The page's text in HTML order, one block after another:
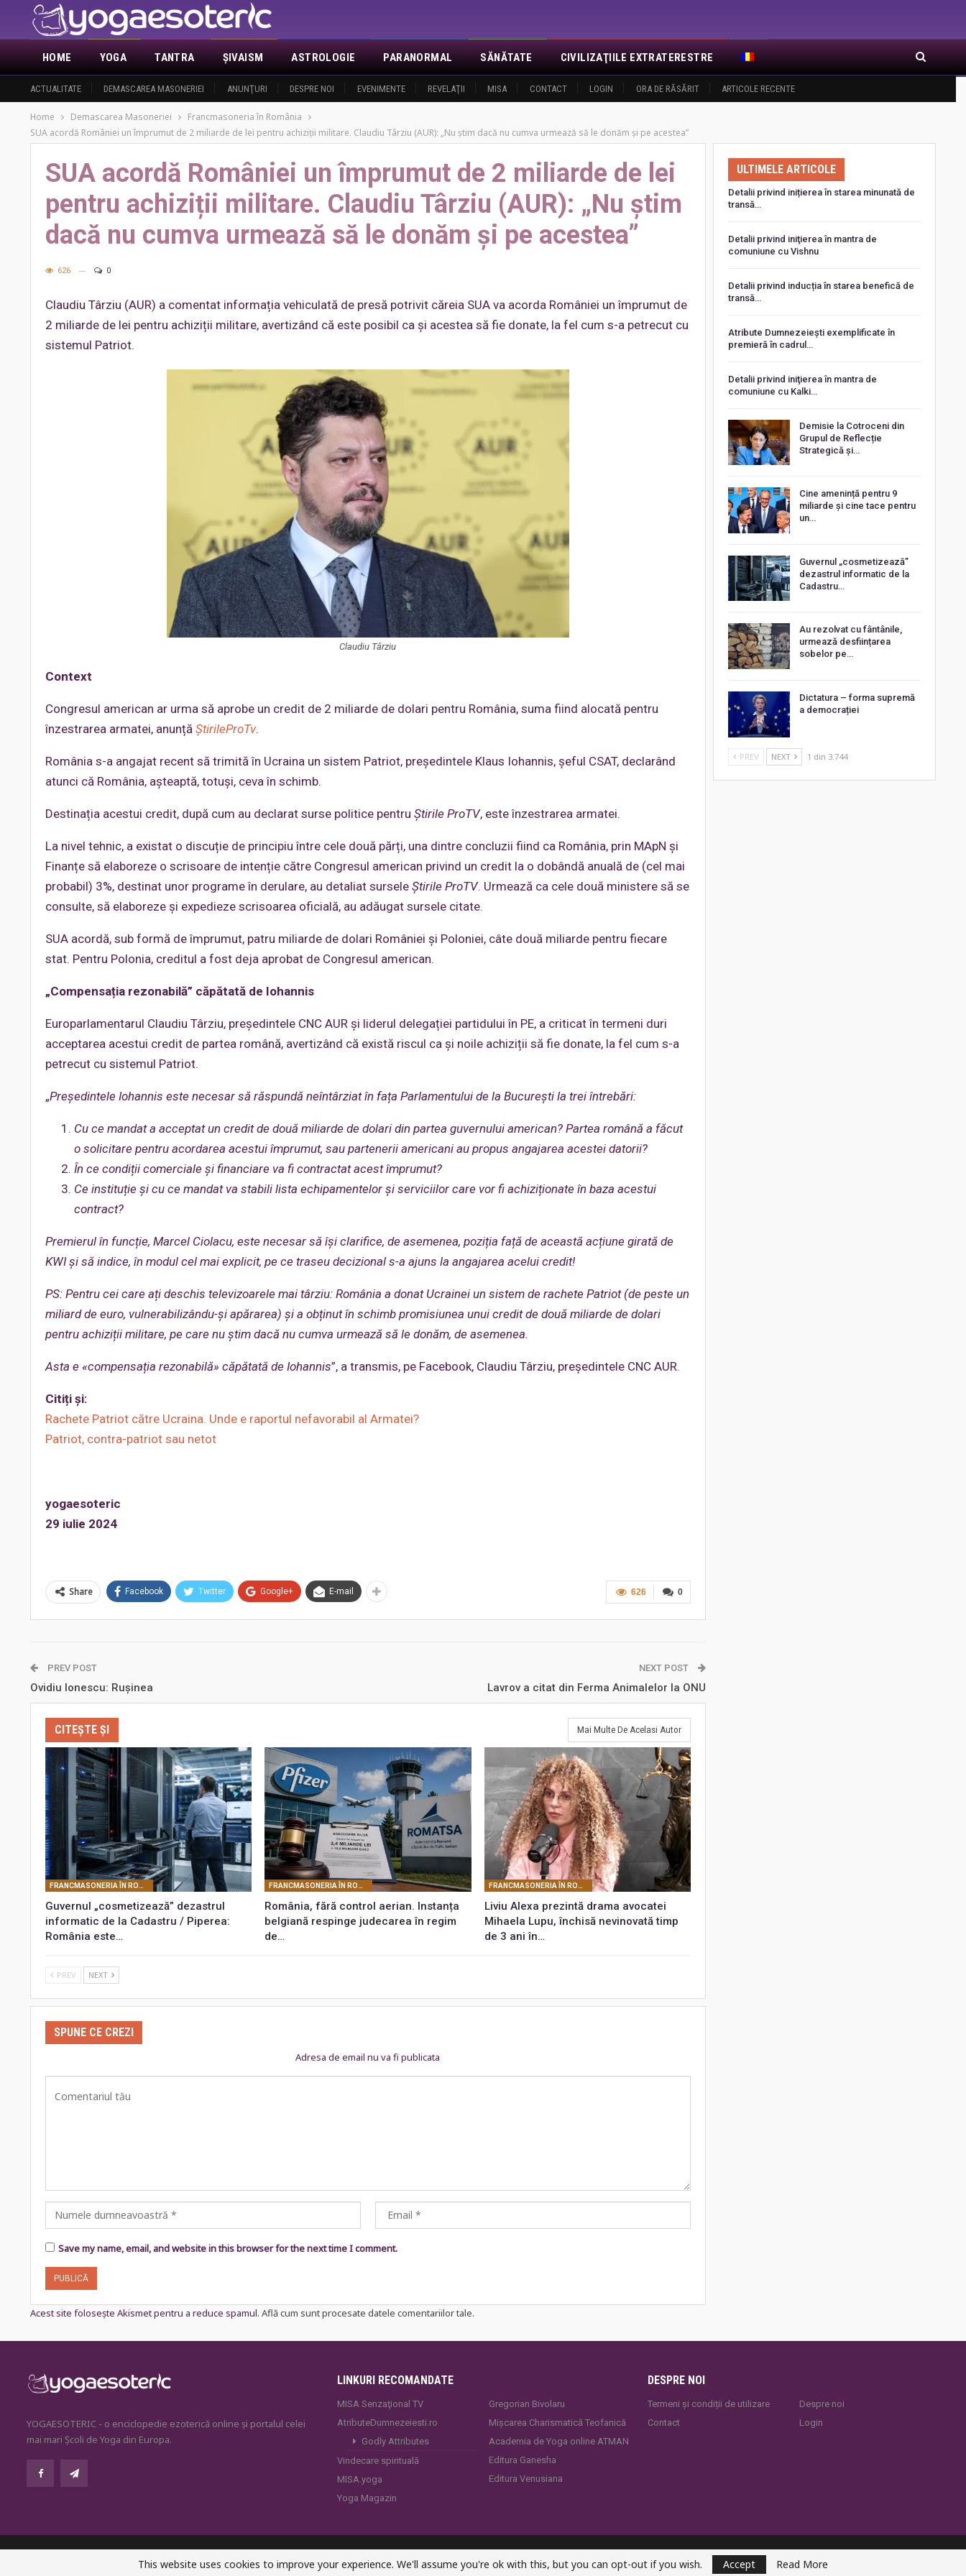
HOME
ACTUALITATE DEMASCAREA MASONERIEI ANUNŢURI DESPRE NOI EVENIMENTE REVELAŢII MISA CONTACT LOGIN ORA DE RĂSĂRIT ARTICOLE RECENTE
YOGA TANTRA ŞIVAISM ASTROLOGIE PARANORMAL SĂNĂTATE CIVILIZAŢIILE EXTRATERESTRE
Home Demascarea Masoneriei
Francmasoneria în România
SUA acordă României un împrumut de 2 miliarde de lei pentru achiziții militare. Claudiu Târziu (AUR): „Nu știm dacă nu cumva urmează să le donăm și pe acestea”
SUA acordă României un împrumut de 2 miliarde de lei
pentru achiziții militare. Claudiu Târziu (AUR): „Nu știm
dacă nu cumva urmează să le donăm și pe acestea”
626 0
Claudiu Târziu (AUR) a comentat informația vehiculată de presă potrivit căreia SUA va acorda României un împrumut de
2 miliarde de lei pentru achiziții militare, avertizând că este posibil ca și acestea să fie donate, la fel cum s-a petrecut cu
sistemul Patriot.
Claudiu Târziu
Context
Congresul american ar urma să aprobe un credit de 2 miliarde de dolari pentru România, suma fiind alocată pentru
înzestrarea armatei, anunță ȘtirileProTv.
România s-a angajat recent să trimită în Ucraina un sistem Patriot, președintele Klaus Iohannis, șeful CSAT, declarând
atunci că România, așteaptă, totuși, ceva în schimb.
Destinația acestui credit, după cum au declarat surse politice pentru Știrile ProTV, este înzestrarea armatei.
La nivel tehnic, a existat o discuție de principiu între cele două părți, una dintre concluzii fiind ca România, prin MApN și
Finanțe să elaboreze o scrisoare de intenție către Congresul american privind un credit la o dobândă anuală de (cel mai
probabil) 3%, destinat unor programe în derulare, au detaliat sursele Știrile ProTV. Urmează ca cele două ministere să se
consulte, să elaboreze și expedieze scrisoarea oficială, au adăugat sursele citate.
SUA acordă, sub formă de împrumut, patru miliarde de dolari României și Poloniei, câte două miliarde pentru fiecare
stat. Pentru Polonia, creditul a fost deja aprobat de Congresul american.
„Compensația rezonabilă” căpătată de Iohannis
Europarlamentarul Claudiu Târziu, președintele CNC AUR și liderul delegației partidului în PE, a criticat în termeni duri
acceptarea acestui credit de partea română, avertizând că există riscul ca și noile achiziții să fie donate, la fel cum s-a
petrecut cu sistemul Patriot.
„Președintele Iohannis este necesar să răspundă neîntârziat în fața Parlamentului de la București la trei întrebări:
Cu ce mandat a acceptat un credit de două miliarde de dolari din partea guvernului american? Partea română a făcut
o solicitare pentru acordarea acestui împrumut, sau partenerii americani au propus angajarea acestei datorii?
În ce condiții comerciale și financiare va fi contractat acest împrumut?
Ce instituție și cu ce mandat va stabili lista echipamentelor și serviciilor care vor fi achiziționate în baza acestui
contract?
Premierul în funcție, Marcel Ciolacu, este necesar să își clarifice, de asemenea, poziția față de această acțiune girată de
KWI și să indice, în modul cel mai explicit, pe ce traseu decizional s-a ajuns la angajarea acelui credit!
PS: Pentru cei care ați deschis televizoarele mai târziu: România a donat Ucrainei un sistem de rachete Patriot (de peste un
miliard de euro, vulnerabilizându-și apărarea) și a obținut în schimb promisiunea unui credit de două miliarde de dolari
pentru achiziții militare, pe care nu știm dacă nu cumva urmează să le donăm, de asemenea.
Asta e «compensația rezonabilă» căpătată de Iohannis”, a transmis, pe Facebook, Claudiu Târziu, președintele CNC AUR.
Citiți și:
Rachete Patriot către Ucraina. Unde e raportul nefavorabil al Armatei?
Patriot, contra-patriot sau netot
yogaesoteric
29 iulie 2024
0
626
Share Facebook Twitter Google+ E-mail
PREV POST
Ovidiu Ionescu: Rușinea
NEXT POST
Lavrov a citat din Ferma Animalelor la ONU
CITEȘTE ȘI Mai Multe De Acelasi Autor
FRANCMASONERIA ÎN ROMÂNIA
Guvernul „cosmetizează” dezastrul
informatic de la Cadastru / Piperea:
România este…
FRANCMASONERIA ÎN ROMÂNIA
România, fără control aerian. Instanța
belgiană respinge judecarea în regim
de…
FRANCMASONERIA ÎN ROMÂNIA
Liviu Alexa prezintă drama avocatei
Mihaela Lupu, închisă nevinovată timp
de 3 ani în…
PREV NEXT
SPUNE CE CREZI
Adresa de email nu va fi publicata
Save my name, email, and website in this browser for the next time I comment.
Acest site folosește Akismet pentru a reduce spamul. Află cum sunt procesate datele comentariilor tale.
ULTIMELE ARTICOLE
Detalii privind inițierea în starea minunată de
transă…
Detalii privind iniţierea în mantra de
comuniune cu Vishnu
Detalii privind inducția în starea benefică de
transă…
Atribute Dumnezeiești exemplificate în
premieră în cadrul…
Detalii privind iniţierea în mantra de
comuniune cu Kalki…
Demisie la Cotroceni din
Grupul de Reflecție
Strategică și…
Cine amenință pentru 9
miliarde și cine tace pentru
un…
Guvernul „cosmetizează”
dezastrul informatic de la
Cadastru…
Au rezolvat cu fântânile,
urmează desființarea
sobelor pe…
Dictatura – forma supremă
a democrației
PREV NEXT 1 din 3.744
YOGAESOTERIC - o enciclopedie ezoterică online și portalul celei
mai mari Școli de Yoga din Europa.
LINKURI RECOMANDATE
MISA Senzaţional TV
AtributeDumnezeiesti.ro
Godly Attributes
Vindecare spirituală
MISA.yoga
Yoga Magazin
Gregorian Bivolaru
Mișcarea Charismatică Teofanică
Academia de Yoga online ATMAN
Editura Ganesha
Editura Venusiana
DESPRE NOI
Termeni și condiții de utilizare
Contact
Despre noi
Login
This website uses cookies to improve your experience. We'll assume you're ok with this, but you can opt-out if you wish. Accept Read More